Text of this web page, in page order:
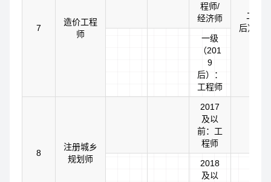
7
造价工程
师
程师/
经济师
二级
后）：
一级
（201
9
后）：
工程师
8
注册城乡
规划师
2017
及以
前：工
程师
2018
及以